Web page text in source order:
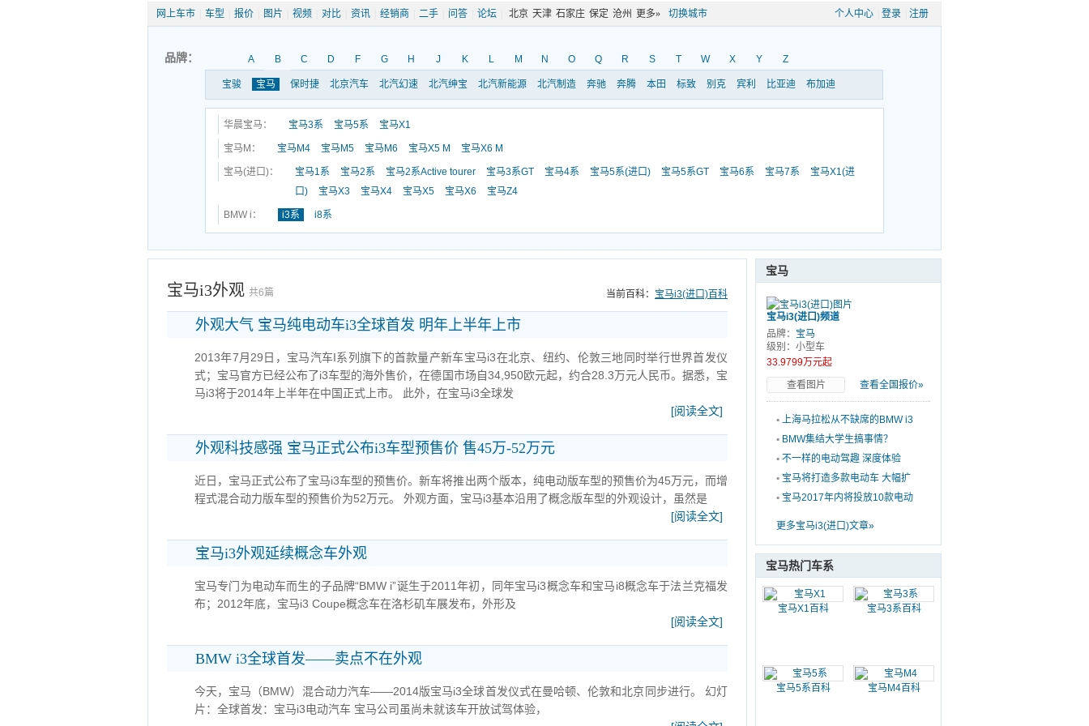
个人中心 登录 注册
网上车市 车型 报价 图片 视频 对比 资讯 经销商 二手 问答 论坛 北京 天津 石家庄 保定 沧州 更多» 切换城市
品牌： A B C D F G H J K L M N O Q R S T W X Y Z
宝骏 宝马 保时捷 北京汽车 北汽幻速 北汽绅宝 北汽新能源 北汽制造 奔驰 奔腾 本田 标致 别克 宾利 比亚迪 布加迪
华晨宝马： 宝马3系 宝马5系 宝马X1
宝马M： 宝马M4 宝马M5 宝马M6 宝马X5 M 宝马X6 M
宝马(进口)： 宝马1系 宝马2系 宝马2系Active tourer 宝马3系GT 宝马4系 宝马5系(进口) 宝马5系GT 宝马6系 宝马7系
宝马X1(进
口)
宝马X3 宝马X4 宝马X5 宝马X6 宝马Z4
BMW i： i3系 i8系
宝马
宝马i3(进口)频道
品牌： 宝马
级别：小型车
33.9799万元起
查看图片
查看全国报价»
▪ 上海马拉松从不缺席的BMW i3
即将焕新登场
▪ BMW集结大学生搞事情？
▪ 不一样的电动驾趣 深度体验
BMW i3升级款
▪ 宝马将打造多款电动车 大幅扩
张-充电桩布局
▪ 宝马2017年内将投放10款电动
更多宝马i3(进口)文章»
宝马热门车系
宝马X1百科 宝马3系百科
宝马5系百科 宝马M4百科
当前百科： 宝马i3(进口)百科
宝马i3外观 共6篇
外观大气 宝马纯电动车i3全球首发 明年上半年上市
2013年7月29日，宝马汽车I系列旗下的首款量产新车宝马i3在北京、纽约、伦敦三地同时举行世界首发仪
式；宝马官方已经公布了i3车型的海外售价，在德国市场自34,950欧元起，约合28.3万元人民币。据悉，宝
马i3将于2014年上半年在中国正式上市。 此外，在宝马i3全球发
[阅读全文]
外观科技感强 宝马正式公布i3车型预售价 售45万-52万元
近日，宝马正式公布了宝马i3车型的预售价。新车将推出两个版本，纯电动版车型的预售价为45万元，而增
程式混合动力版车型的预售价为52万元。 外观方面，宝马i3基本沿用了概念版车型的外观设计，虽然是
[阅读全文]
宝马i3外观延续概念车外观
宝马专门为电动车而生的子品牌“BMW i”诞生于2011年初，同年宝马i3概念车和宝马i8概念车于法兰克福发
布；2012年底，宝马i3 Coupe概念车在洛杉矶车展发布，外形及
[阅读全文]
BMW i3全球首发——卖点不在外观
今天，宝马（BMW）混合动力汽车——2014版宝马i3全球首发仪式在曼哈顿、伦敦和北京同步进行。 幻灯
片：全球首发：宝马i3电动汽车 宝马公司虽尚未就该车开放试驾体验，